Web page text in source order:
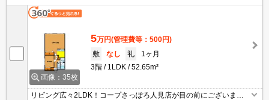
画像：35枚
5万円(管理費等：500円)
敷
なし 礼
1ヶ月
3階
1LDK 52.65m²
リビング広々2LDK！コープさっぽろ人見店が目の前にございま